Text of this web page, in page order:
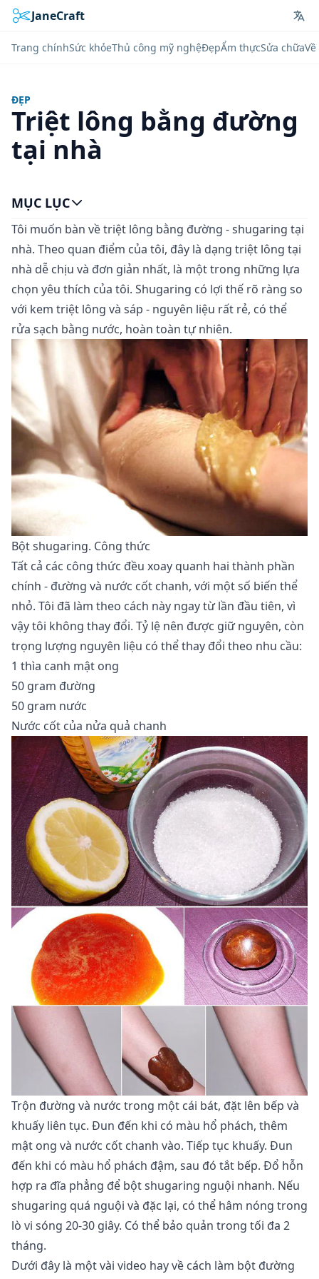
JaneCraft
Trang chínhSức khỏeThủ công mỹ nghệĐẹpẨm thựcSửa chữa
ĐẸP
Triệt lông bằng đường
tại nhà
Tôi muốn bàn về triệt lông bằng đường - shugaring tại
nhà. Theo quan điểm của tôi, đây là dạng triệt lông tại
nhà dễ chịu và đơn giản nhất, là một trong những lựa
chọn yêu thích của tôi. Shugaring có lợi thế rõ ràng so
với kem triệt lông và sáp - nguyên liệu rất rẻ, có thể
rửa sạch bằng nước, hoàn toàn tự nhiên.
Bột shugaring. Công thức
Tất cả các công thức đều xoay quanh hai thành phần
chính - đường và nước cốt chanh, với một số biến thể
nhỏ. Tôi đã làm theo cách này ngay từ lần đầu tiên, vì
vậy tôi không thay đổi. Tỷ lệ nên được giữ nguyên, còn
trọng lượng nguyên liệu có thể thay đổi theo nhu cầu:
1 thìa canh mật ong
50 gram đường
50 gram nước
Nước cốt của nửa quả chanh
Trộn đường và nước trong một cái bát, đặt lên bếp và
khuấy liên tục. Đun đến khi có màu hổ phách, thêm
mật ong và nước cốt chanh vào. Tiếp tục khuấy. Đun
đến khi có màu hổ phách đậm, sau đó tắt bếp. Đổ hỗn
hợp ra đĩa phẳng để bột shugaring nguội nhanh. Nếu
shugaring quá nguội và đặc lại, có thể hâm nóng trong
lò vi sóng 20-30 giây. Có thể bảo quản trong tối đa 2
tháng.
Dưới đây là một vài video hay về cách làm bột đường
MỤC LỤC